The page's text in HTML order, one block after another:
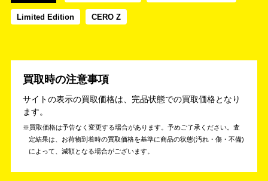
Limited Edition CERO Z
買取時の注意事項
サイトの表示の買取価格は、完品状態での買取価格となり
ます。
買取価格は予告なく変更する場合があります。予めご了承ください。 査
定結果は、お荷物到着時の買取価格を基準に商品の状態(汚れ・傷・不備)
によって、減額となる場合がございます。